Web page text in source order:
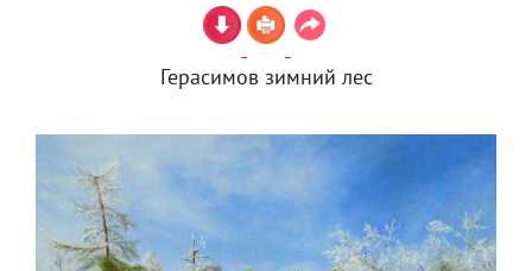
Герасимов зимний лес